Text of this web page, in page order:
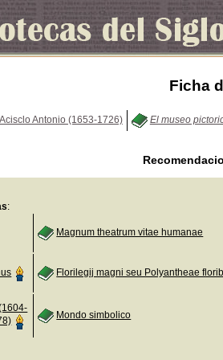
Ficha
Antonio (1653-1726) El museo
:
Magnum theatrum vitae humanae
Florilegij magni seu Polyantheae
Mondo simbolico